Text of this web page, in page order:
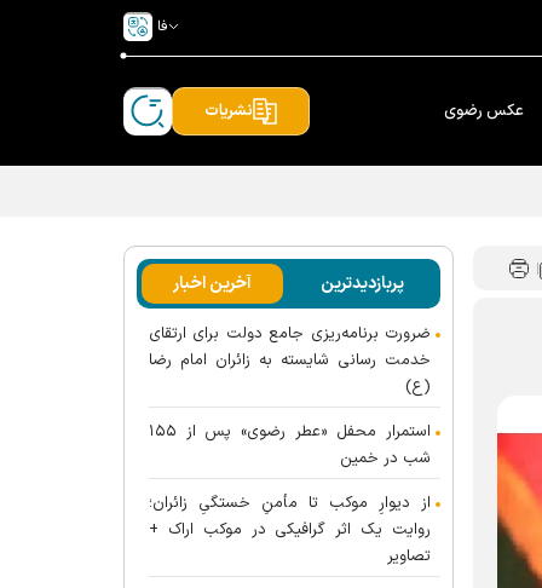
فا
عکس رضوی نشریات
پربازدیدترین آخرین اخبار
ضرورت برنامه‌ریزی جامع دولت برای ارتقای
خدمت رسانی شایسته به زائران امام رضا
(ع)
استمرار محفل «عطر رضوی» پس از ۱۵۵
شب در خمین
از دیوارِ موکب تا مأمنِ خستگیِ زائران؛
روایت یک اثر گرافیکی در موکب اراک +
تصاویر